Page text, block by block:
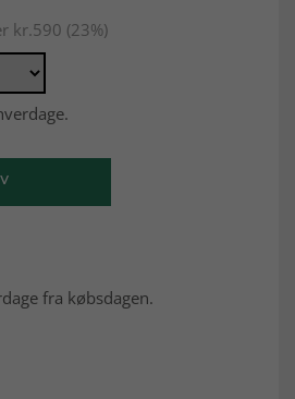
kr.590 (23%)
fra købsdagen.